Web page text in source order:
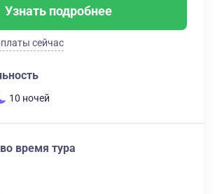
Узнать подробнее
сейчас
10 ночей
время тура